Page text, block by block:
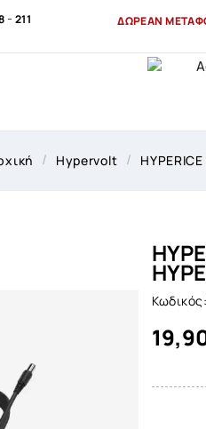
- 211
ΔΩΡΕΑΝ
Hypervolt